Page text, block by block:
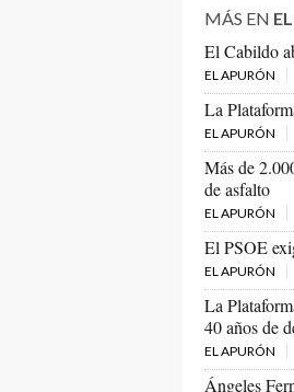
MÁS EN
El Cabildo
EL APURÓN
La
EL APURÓN
Más de
de asfalto
EL APURÓN
El PSOE
EL APURÓN
La
40 años de
EL APURÓN
Ángeles